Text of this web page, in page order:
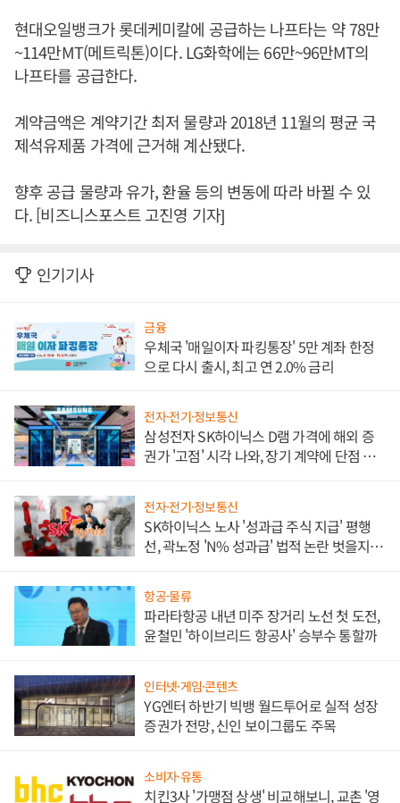
현대오일뱅크가 롯데케미칼에 공급하는 나프타는 약 78만
~114만MT(메트릭톤)이다. LG화학에는 66만~96만MT의
나프타를 공급한다.
계약금액은 계약기간 최저 물량과 2018년 11월의 평균 국
제석유제품 가격에 근거해 계산됐다.
향후 공급 물량과 유가, 환율 등의 변동에 따라 바뀔 수 있
다. [비즈니스포스트 고진영 기자]
인기기사
금융
우체국 '매일이자 파킹통장' 5만 계좌 한정
으로 다시 출시, 최고 연 2.0% 금리
전자·전기·정보통신
삼성전자 SK하이닉스 D램 가격에 해외 증
권가 '고점' 시각 나와, 장기 계약에 단점 부
전자·전기·정보통신
SK하이닉스 노사 '성과급 주식 지급' 평행
선, 곽노정 'N% 성과급' 법적 논란 벗을지 주
항공·물류
파라타항공 내년 미주 장거리 노선 첫 도전,
윤철민 '하이브리드 항공사' 승부수 통할까
인터넷·게임·콘텐츠
YG엔터 하반기 빅뱅 월드투어로 실적 성장
증권가 전망, 신인 보이그룹도 주목
소비자·유통
치킨3사 '가맹점 상생' 비교해보니, 교촌 '영